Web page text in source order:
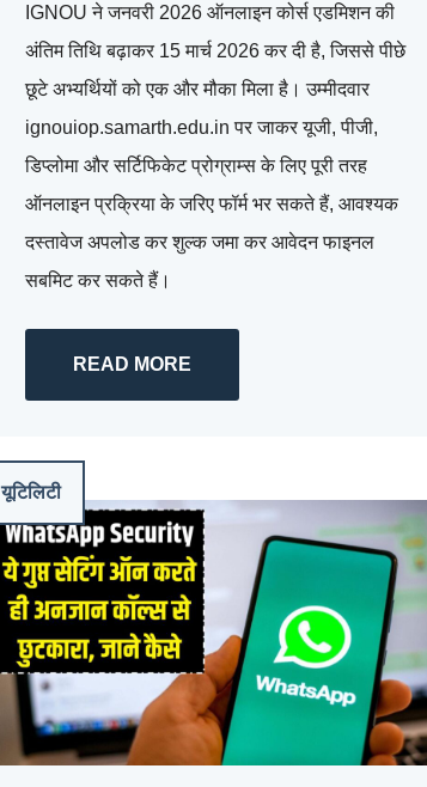
IGNOU ने जनवरी 2026 ऑनलाइन कोर्स एडमिशन की
अंतिम तिथि बढ़ाकर 15 मार्च 2026 कर दी है, जिससे पीछे
छूटे अभ्यर्थियों को एक और मौका मिला है। उम्मीदवार
ignouiop.samarth.edu.in पर जाकर यूजी, पीजी,
डिप्लोमा और सर्टिफिकेट प्रोग्राम्स के लिए पूरी तरह
ऑनलाइन प्रक्रिया के जरिए फॉर्म भर सकते हैं, आवश्यक
दस्तावेज अपलोड कर शुल्क जमा कर आवेदन फाइनल
सबमिट कर सकते हैं।
READ MORE
यूटिलिटी